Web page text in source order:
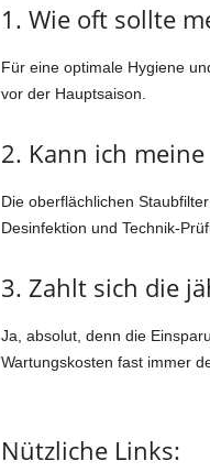
1. Wie oft sollte
Für eine optimale Hygiene
vor der Hauptsaison.
2. Kann ich
Die oberflächlichen
Desinfektion und Technik-
3. Zahlt sich die
Ja, absolut, denn die
Wartungskosten fast immer
Nützliche Links: